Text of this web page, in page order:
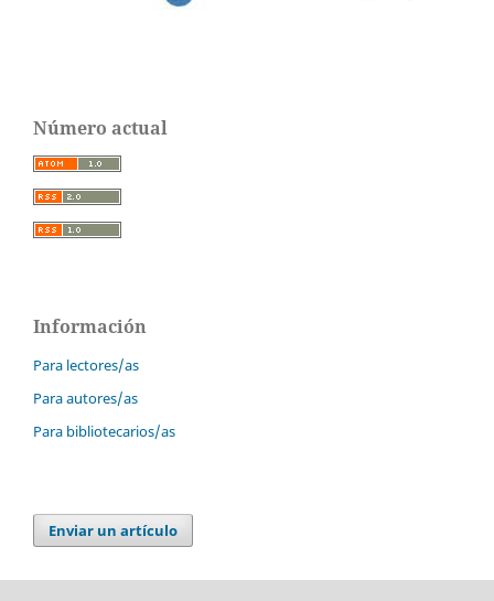
Número actual
Información
Para lectores/as
Para autores/as
Para bibliotecarios/as
Enviar un artículo